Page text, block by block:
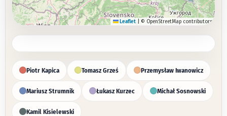
Leaflet © OpenStreetMap contributors
Piotr Kapica Tomasz Grześ Przemysław Iwanowicz
Mariusz Strumnik Łukasz Kurzec Michał Sosnowski
Kamil Kisielewski